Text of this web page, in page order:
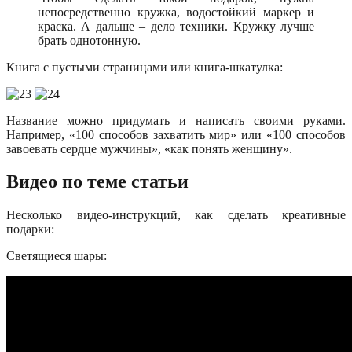
непосредственно кружка, водостойкий маркер и
краска. А дальше – дело техники. Кружку лучше
брать однотонную.
Книга с пустыми страницами или книга-шкатулка:
Название можно придумать и написать своими руками.
Например, «100 способов захватить мир» или «100 способов
завоевать сердце мужчины», «как понять женщину».
Видео по теме статьи
Несколько видео-инструкций, как сделать креативные
подарки:
Светящиеся шары: